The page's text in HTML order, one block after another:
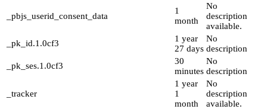
_pbjs_userid_consent_data
1
month
No
description
available.
_pk_id.1.0cf3
1 year
27 days
No
description
_pk_ses.1.0cf3
30
minutes
No
description
_tracker
1 year
1
month
No
description
available.